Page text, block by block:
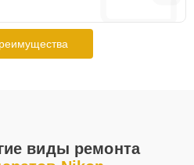
виды ремонта